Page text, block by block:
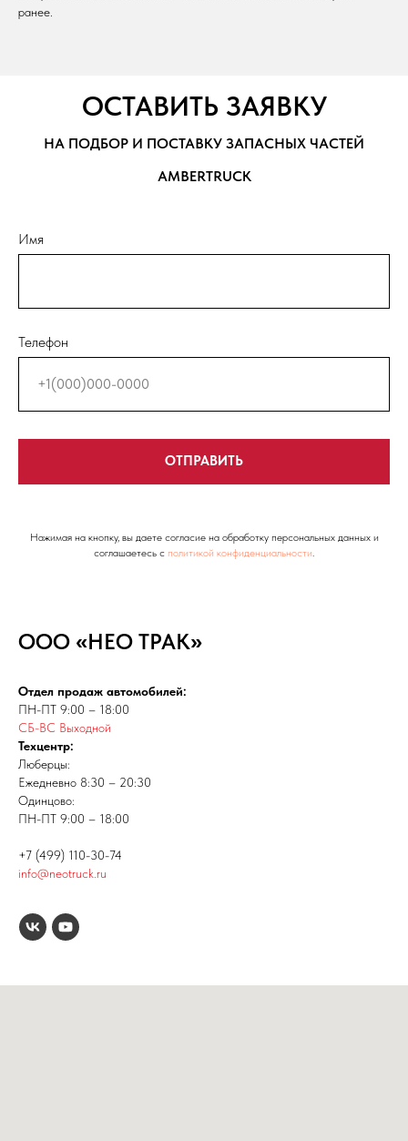
ранее.
ОСТАВИТЬ ЗАЯВКУ
НА ПОДБОР И ПОСТАВКУ ЗАПАСНЫХ ЧАСТЕЙ
AMBERTRUCK
Имя
Телефон
ОТПРАВИТЬ
Нажимая на кнопку, вы даете согласие на обработку персональных данных и
соглашаетесь c политикой конфиденциальности
ООО «НЕО ТРАК»
Отдел продаж автомобилей:
ПН-ПТ 9:00 – 18:00
СБ-ВС Выходной
Техцентр:
Люберцы:
Ежедневно 8:30 – 20:30
Одинцово:
ПН-ПТ 9:00 – 18:00
+7 (499) 110-30-74
info@neotruck.ru